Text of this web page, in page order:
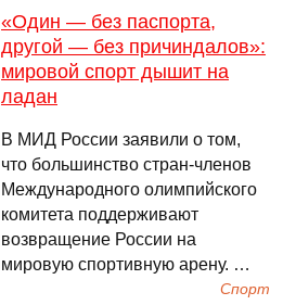
«Один — без паспорта,
другой — без причиндалов»:
мировой спорт дышит на
ладан
В МИД России заявили о том,
что большинство стран-членов
Международного олимпийского
комитета поддерживают
возвращение России на
мировую спортивную арену. …
Спорт